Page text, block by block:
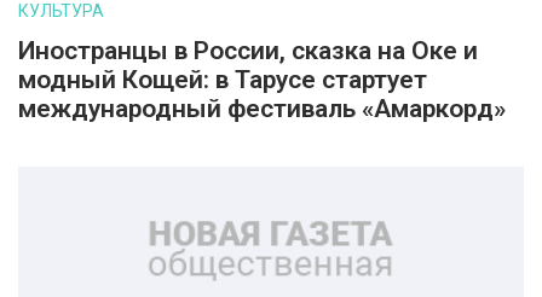
КУЛЬТУРА
Иностранцы в России, сказка на Оке и
модный Кощей: в Тарусе стартует
международный фестиваль «Амаркорд»